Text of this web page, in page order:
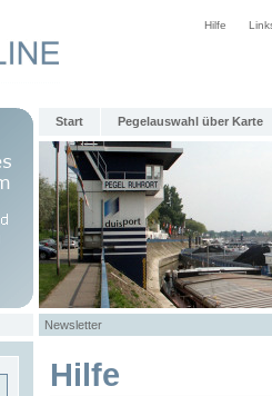
Hilfe
Start Pegelauswahl über Karte
Newsletter
Hilfe